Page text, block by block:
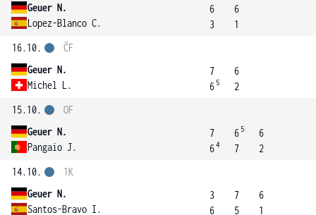
Geuer N.
Lopez-Blanco C.
6
3
6
1
16.10.
Geuer N.
Michel L.
ČF
7
6 5
6
2
15.10.
Geuer N.
Pangaio J.
OF
7
64
6 5
7
6
2
14.10.
Geuer N.
Santos-Bravo I.
1K
3
6
7
5
6
1